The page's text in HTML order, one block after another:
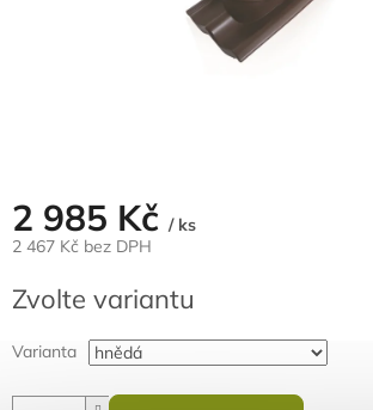
2 985 Kč / ks
2 467 Kč bez DPH
cena:
Zvolte variantu
Varianta